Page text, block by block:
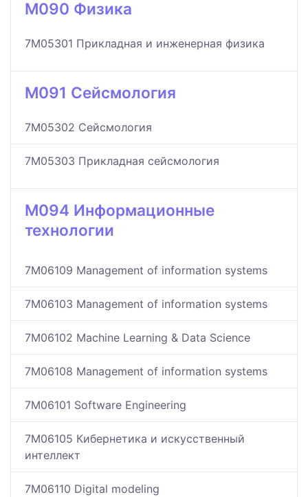
M090 Физика
7M05301 Прикладная и инженерная физика
M091 Сейсмология
7M05302 Сейсмология
7M05303 Прикладная сейсмология
M094 Информационные
технологии
7M06109 Management of information systems
7M06103 Management of information systems
7M06102 Machine Learning & Data Science
7M06108 Management of information systems
7M06101 Software Engineering
7M06105 Кибернетика и искусственный
интеллект
7M06110 Digital modeling